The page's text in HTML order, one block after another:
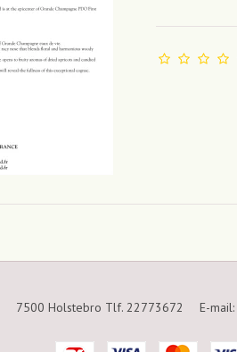
7500 Holstebro Tlf. 22773672 E-mail: